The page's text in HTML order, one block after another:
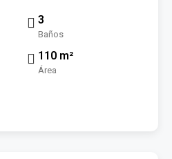
3
Baños
110 m²
Área